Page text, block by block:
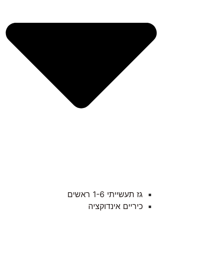
גז תעשייתי 1-6 ראשים
כיריים אינדוקציה